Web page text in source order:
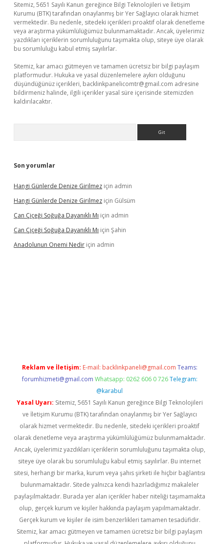
Sitemiz, 5651 Sayılı Kanun gereğince Bilgi Teknolojileri ve İletişim
Kurumu (BTK) tarafından onaylanmış bir Yer Sağlayıcı olarak hizmet
vermektedir. Bu nedenle, sitedeki içerikleri proaktif olarak denetleme
veya araştırma yükümlülüğümüz bulunmamaktadır. Ancak, üyelerimiz
yazdıkları içeriklerin sorumluluğunu taşımakta olup, siteye üye olarak
bu sorumluluğu kabul etmiş sayılırlar.
Sitemiz, kar amacı gütmeyen ve tamamen ücretsiz bir bilgi paylaşım
platformudur. Hukuka ve yasal düzenlemelere aykırı olduğunu
düşündüğünüz içerikleri, backlinkpanelicomtr@gmail.com adresine
bildirmeniz halinde, ilgili içerikler yasal süre içerisinde sitemizden
kaldırılacaktır.
Son yorumlar
Hangi Günlerde Denize Girilmez için admin
Hangi Günlerde Denize Girilmez için Gülsüm
Çan Çiçeği Soğuğa Dayanıklı Mı için admin
Çan Çiçeği Soğuğa Dayanıklı Mı için Şahin
Anadolunun Onemi Nedir için admin
Reklam ve İletişim: E-mail: backlinkpaneli@gmail.com Teams:
forumhizmeti@gmail.com Whatsapp: 0262 606 0 726 Telegram:
@karabul
Yasal Uyarı: Sitemiz, 5651 Sayılı Kanun gereğince Bilgi Teknolojileri
ve İletişim Kurumu (BTK) tarafından onaylanmış bir Yer Sağlayıcı
olarak hizmet vermektedir. Bu nedenle, sitedeki içerikleri proaktif
olarak denetleme veya araştırma yükümlülüğümüz bulunmamaktadır.
Ancak, üyelerimiz yazdıkları içeriklerin sorumluluğunu taşımakta olup,
siteye üye olarak bu sorumluluğu kabul etmiş sayılırlar. Bu internet
sitesi, herhangi bir marka, kurum veya şahıs şirketi ile hiçbir bağlantısı
bulunmamaktadır. Sitede yalnızca kendi hazırladığımız makaleler
paylaşılmaktadır. Burada yer alan içerikler haber niteliği taşımamakta
olup, gerçek kurum ve kişiler hakkında paylaşım yapılmamaktadır.
Gerçek kurum ve kişiler ile isim benzerlikleri tamamen tesadüfidir.
Sitemiz, kar amacı gütmeyen ve tamamen ücretsiz bir bilgi paylaşım